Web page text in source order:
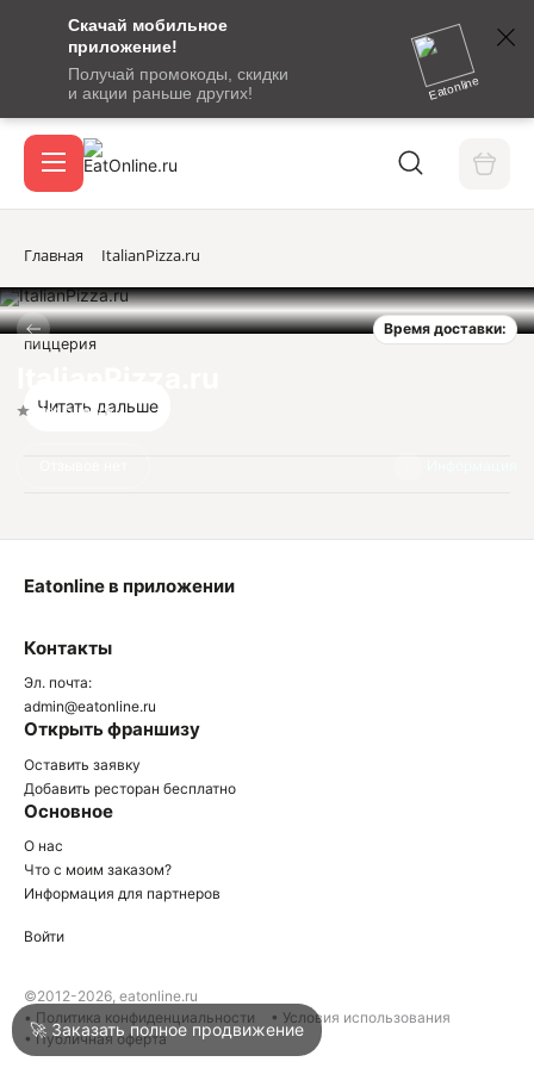
Скачай мобильное
приложение!
Получай промокоды, скидки
и акции раньше других!
Eatonline
сообщение
кодом
подтверждения
Вход / регистрация
Акции
Войти
Написать в техподдержку
Главная ItalianPizza.ru
Время доставки:
Нет оценок
пиццерия
Читать дальше
Контакты
Эл. почта:
admin@eatonline.ru
Открыть франшизу
Оставить заявку
Добавить ресторан бесплатно
Основное
О нас
Что с моим заказом?
Информация для партнеров
Eatonline в приложении
Войти
©2012-2026, eatonline.ru
• Политика конфиденциальности
• Условия использования
• Публичная оферта
🚀 Заказать полное продвижение